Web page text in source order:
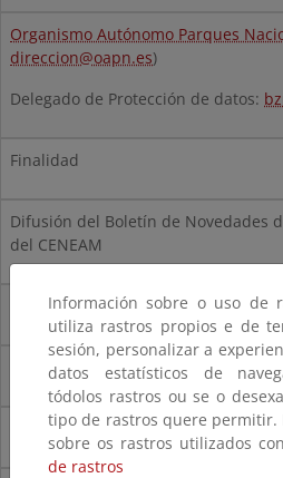
Organismo Autónomo Parques
direccion@oapn.es)
Delegado de Protección de datos:
Finalidad
Difusión del Boletín de Novedades
del CENEAM
Legitimación
6.1.a) Consentimiento del
Destinatarios
Información sobre o uso de
utiliza rastros propios e de
sesión, personalizar a
datos estatísticos de
tódolos rastros ou se o
tipo de rastros quere permitir.
sobre os rastros utilizados
de rastros